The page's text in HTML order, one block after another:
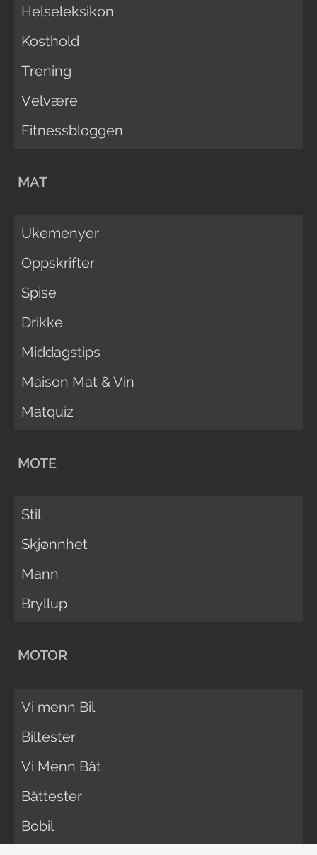
Helseleksikon
Kosthold
Trening
Velvære
Fitnessbloggen
MAT
Ukemenyer
Oppskrifter
Spise
Drikke
Middagstips
Maison Mat & Vin
Matquiz
MOTE
Stil
Skjønnhet
Mann
Bryllup
MOTOR
Vi menn Bil
Biltester
Vi Menn Båt
Båttester
Bobil